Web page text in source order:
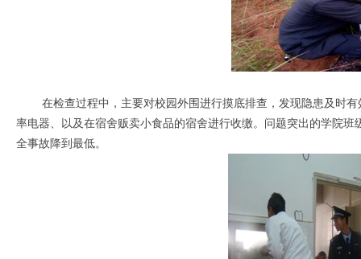
在检查过程中，主要对校园外围进行摸底排查，发现隐患及时有
率电器、以及在宿舍贩卖小食品的宿舍进行收缴。问题突出的学院
全事故降到最低。